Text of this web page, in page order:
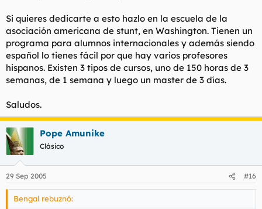
Si quieres dedicarte a esto hazlo en la escuela de la
asociación americana de stunt, en Washington. Tienen un
programa para alumnos internacionales y además siendo
español lo tienes fácil por que hay varios profesores
hispanos. Existen 3 tipos de cursos, uno de 150 horas de 3
semanas, de 1 semana y luego un master de 3 días.
Saludos.
Pope Amunike
Clásico
29 Sep 2005 #16
Bengal rebuznó: